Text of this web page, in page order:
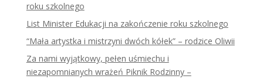
roku szkolnego
List Minister Edukacji na zakończenie roku szkolnego
“Mała artystka i mistrzyni dwóch kółek” – rodzice Oliwii
Za nami wyjątkowy, pełen uśmiechu i
niezapomnianych wrażeń Piknik Rodzinny –